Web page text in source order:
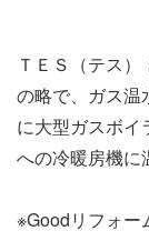
ナ
ビ
ゲ
ー
ＴＥＳ（テス
の略で、ガス温
に大型ガスボイ
への冷暖房機に
※Goodリフォー